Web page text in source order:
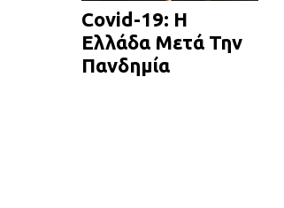
Covid-19: Η
Ελλάδα Μετά Την
Πανδημία